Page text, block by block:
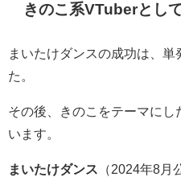
きのこ系VTuberとし
まいたけダンスの成功は、単
た。
その後、きのこをテーマにし
います。
まいたけダンス
（2024年8